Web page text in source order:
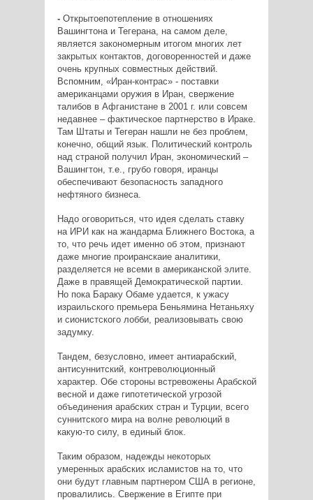
- Открытоепотепление в отношениях
Вашингтона и Тегерана, на самом деле,
является закономерным итогом многих лет
закрытых контактов, договоренностей и даже
очень крупных совместных действий.
Вспомним, «Иран-контрас» - поставки
американцами оружия в Иран, свержение
талибов в Афганистане в 2001 г. или совсем
недавнее – фактическое партнерство в Ираке.
Там Штаты и Тегеран нашли не без проблем,
конечно, общий язык. Политический контроль
над страной получил Иран, экономический –
Вашингтон, т.е., грубо говоря, иранцы
обеспечивают безопасность западного
нефтяного бизнеса.
Надо оговориться, что идея сделать ставку
на ИРИ как на жандарма Ближнего Востока, а
то, что речь идет именно об этом, признают
даже многие проиранскаие аналитики,
разделяется не всеми в американской элите.
Даже в правящей Демократической партии.
Но пока Бараку Обаме удается, к ужасу
израильского премьера Беньямина Нетаньяху
и сионистского лобби, реализовывать свою
задумку.
Тандем, безусловно, имеет антиарабский,
антисуннитский, контреволюционный
характер. Обе стороны встревожены Арабской
весной и даже гипотетической угрозой
объединения арабских стран и Турции, всего
суннитского мира на волне революций в
какую-то силу, в единый блок.
Таким образом, надежды некоторых
умеренных арабских исламистов на то, что
они будут главным партнером США в регионе,
провалились. Свержение в Египте при